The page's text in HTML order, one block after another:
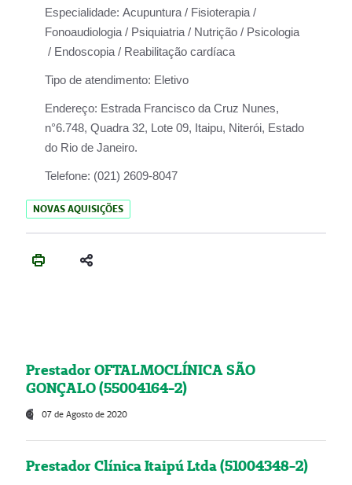
Especialidade: Acupuntura / Fisioterapia /
Fonoaudiologia / Psiquiatria / Nutrição / Psicologia
/ Endoscopia / Reabilitação cardíaca
Tipo de atendimento: Eletivo
Endereço: Estrada Francisco da Cruz Nunes,
n°6.748, Quadra 32, Lote 09, Itaipu, Niterói, Estado
do Rio de Janeiro.
Telefone: (021) 2609-8047
NOVAS AQUISIÇÕES
Prestador OFTALMOCLÍNICA SÃO
GONÇALO (55004164-2)
07 de Agosto de 2020
Prestador Clínica Itaipú Ltda (51004348-2)